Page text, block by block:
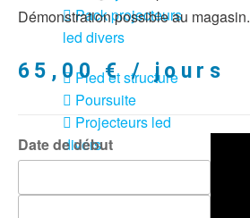
Pack projecteurs
led divers
Pied et structure
Poursuite
Projecteurs led
divers
MACHINE À EFFETS
Démonstration possible au magasin.
65,00€/ jours
Date de début